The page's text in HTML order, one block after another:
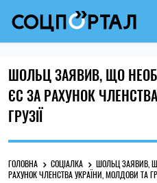
ШОЛЬЦ ЗАЯВИВ, ЩО
ЄС ЗА РАХУНОК
ГРУЗІЇ
ГОЛОВНА СОЦІАЛКА
ШОЛЬЦ ЗАЯВИВ,
РАХУНОК ЧЛЕНСТВА УКРАЇНИ, МОЛДОВИ ТА